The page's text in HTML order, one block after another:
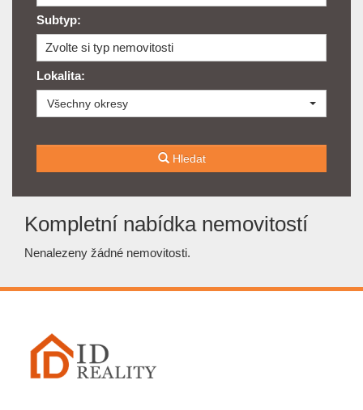
Subtyp:
Zvolte si typ nemovitosti
Lokalita:
Všechny okresy
Hledat
Kompletní nabídka nemovitostí
Nenalezeny žádné nemovitosti.